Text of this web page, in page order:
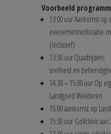
Voorbeeld
13:00 uur Aankomst
evenementenlocatie
(inclusief)
13:30 uur Quadrijden;
snelheid en
14:30 – 15:00 uur Op
Landgoed Welderen
15:00 aankomst op
15:30 uur Golfclinic van